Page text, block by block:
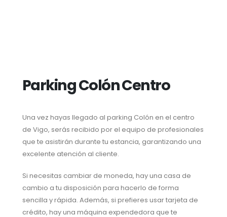
Parking Colón Centro
Una vez hayas llegado al parking Colón en el centro
de Vigo, serás recibido por el equipo de profesionales
que te asistirán durante tu estancia, garantizando una
excelente atención al cliente.
Si necesitas cambiar de moneda, hay una casa de
cambio a tu disposición para hacerlo de forma
sencilla y rápida. Además, si prefieres usar tarjeta de
crédito, hay una máquina expendedora que te